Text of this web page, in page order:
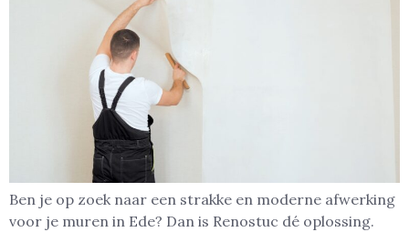
Ben je op zoek naar een strakke en moderne afwerking
voor je muren in Ede? Dan is Renostuc dé oplossing.